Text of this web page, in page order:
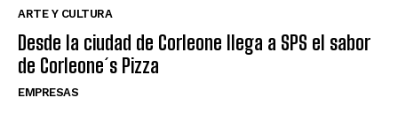
ARTE Y CULTURA
Desde la ciudad de Corleone llega a SPS el sabor
de Corleone´s Pizza
EMPRESAS